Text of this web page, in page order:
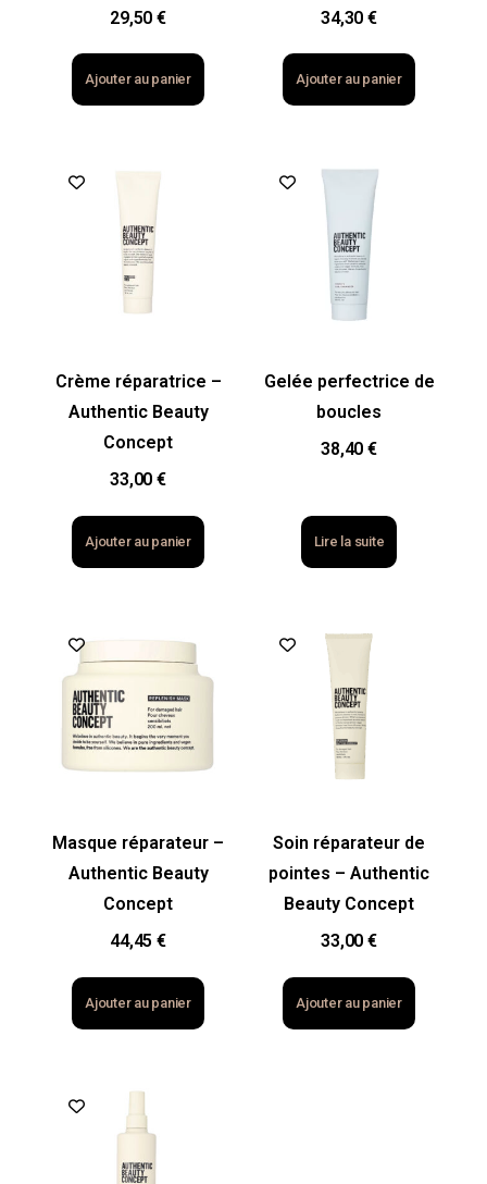
29,50 €
Ajouter au panier
34,30 €
Ajouter au panier
Crème réparatrice –
Authentic Beauty
Concept
33,00 €
Ajouter au panier
Gelée perfectrice de
boucles
38,40 €
Lire la suite
Masque réparateur –
Authentic Beauty
Concept
44,45 €
Ajouter au panier
Soin réparateur de
pointes – Authentic
Beauty Concept
33,00 €
Ajouter au panier